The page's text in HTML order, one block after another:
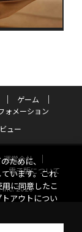
ゲーム
ォメーション
ュー
運営会社
電子版について
Inc. 2026
ために、
います。これ
に同意したこ
アウトについ